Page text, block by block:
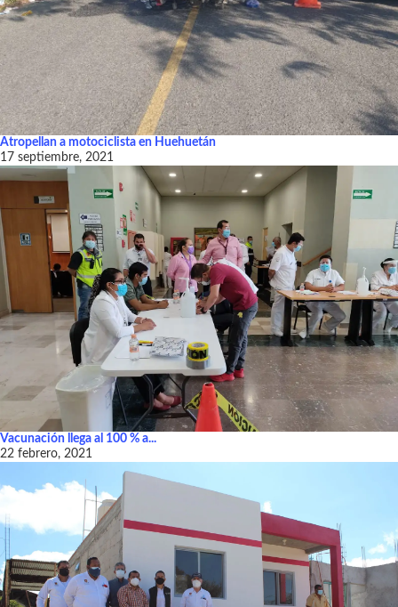
Atropellan a motociclista en Huehuetán
17 septiembre, 2021
Vacunación llega al 100 % a...
22 febrero, 2021